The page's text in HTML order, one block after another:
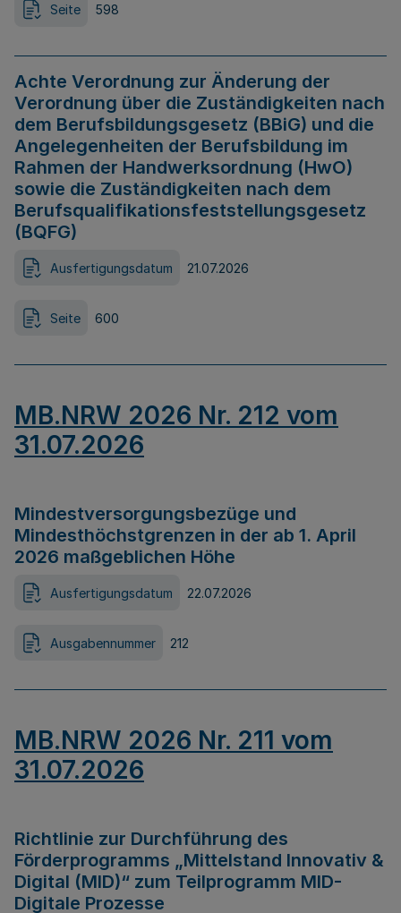
Seite 598
Achte Verordnung zur Änderung der
Verordnung über die Zuständigkeiten nach
dem Berufsbildungsgesetz (BBiG) und die
Angelegenheiten der Berufsbildung im
Rahmen der Handwerksordnung (HwO)
sowie die Zuständigkeiten nach dem
Berufsqualifikationsfeststellungsgesetz
(BQFG)
Ausfertigungsdatum 21.07.2026
Seite 600
MB.NRW 2026 Nr. 212 vom
31.07.2026
Mindestversorgungsbezüge und
Mindesthöchstgrenzen in der ab 1. April
2026 maßgeblichen Höhe
Ausfertigungsdatum 22.07.2026
Ausgabennummer 212
MB.NRW 2026 Nr. 211 vom
31.07.2026
Richtlinie zur Durchführung des
Förderprogramms „Mittelstand Innovativ &
Digital (MID)“ zum Teilprogramm MID-
Digitale Prozesse